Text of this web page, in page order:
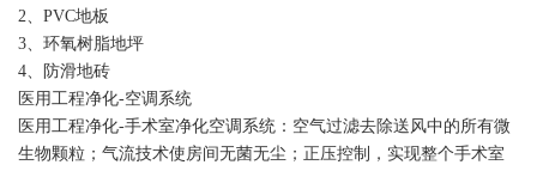
2、PVC地板
3、环氧树脂地坪
4、防滑地砖
医用工程净化-空调系统
医用工程净化-手术室净化空调系统：空气过滤去除送风中的所有微
生物颗粒；气流技术使房间无菌无尘；正压控制，实现整个手术室